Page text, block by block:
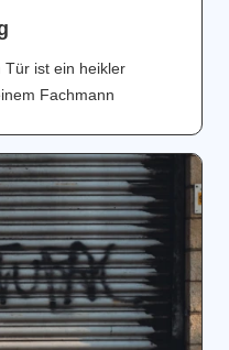
Tür ist ein heikler
Fachmann